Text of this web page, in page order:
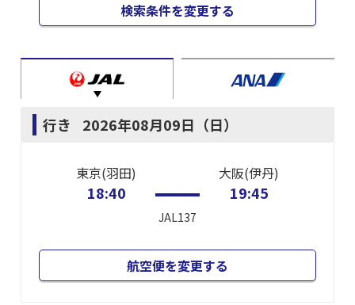
検索条件を変更する
行き 2026年08月09日（日）
東京(羽田)
18:40
JAL137
大阪(伊丹)
19:45
航空便を変更する